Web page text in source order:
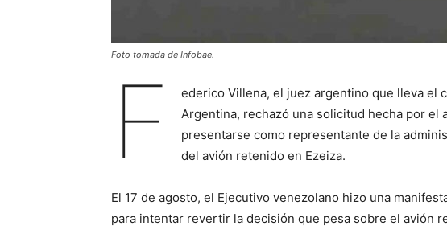
Foto tomada de Infobae.
F
ederico Villena, el juez argentino que lleva el
Argentina, rechazó una solicitud hecha por el
presentarse como representante de la
del avión retenido en Ezeiza.
El 17 de agosto, el Ejecutivo venezolano hizo una
para intentar revertir la decisión que pesa sobre el avión